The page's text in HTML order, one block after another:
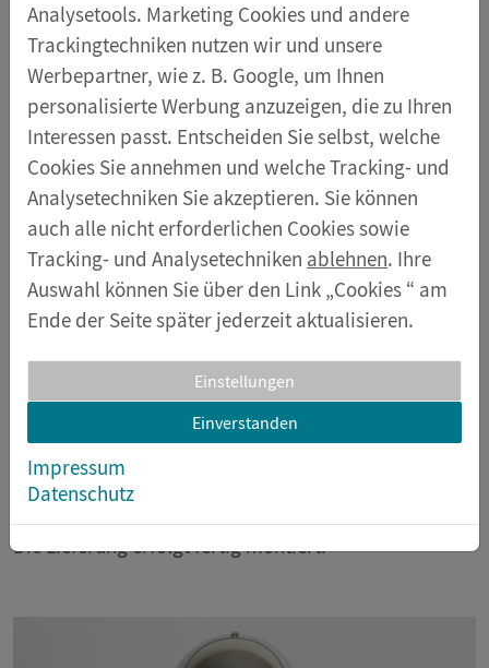
Analysetools. Marketing Cookies und andere
Trackingtechniken nutzen wir und unsere
Werbepartner, wie z. B. Google, um Ihnen
personalisierte Werbung anzuzeigen, die zu Ihren
Interessen passt. Entscheiden Sie selbst, welche
Cookies Sie annehmen und welche Tracking- und
Analysetechniken Sie akzeptieren. Sie können
auch alle nicht erforderlichen Cookies sowie
Tracking- und Analysetechniken ablehnen. Ihre
Auswahl können Sie über den Link „Cookies “ am
Ende der Seite später jederzeit aktualisieren.
Einstellungen
Einverstanden
Impressum
Datenschutz
Zur Erzeugung hoher Gleichspannungen bei geringer
Stromstärke für Versuche in der Elektrostatik. Große
vernickelte Edelstahlkugel mit 4-mm-Buchse zum
Einstecken von Zubehör, Bandführung in
transparentem Plexiglasrohr, auf Kunststoffsockel
mit Erdungsbuchse, Motorantrieb, Halogenlampe zur
Bandtrocknung, Anschlusskasten mit Ein/Ausschalter
für Motor und Lampe, Stromversorgung über ein
Netzteil mit CE-Zeichen.
Einschließlich folgendem Zubehör:
Edelstahl-Kugel, vernickelt, 100 mm Ø an Stab, 300 x
12 mm Ø, mit Erdungskabel
Fadenbüschel mit 4-mm-Steckerstift
Spitzenrad mit Nadelhalter
Netzteil mit Anschlusskabeln
Die Lieferung erfolgt fertig montiert.